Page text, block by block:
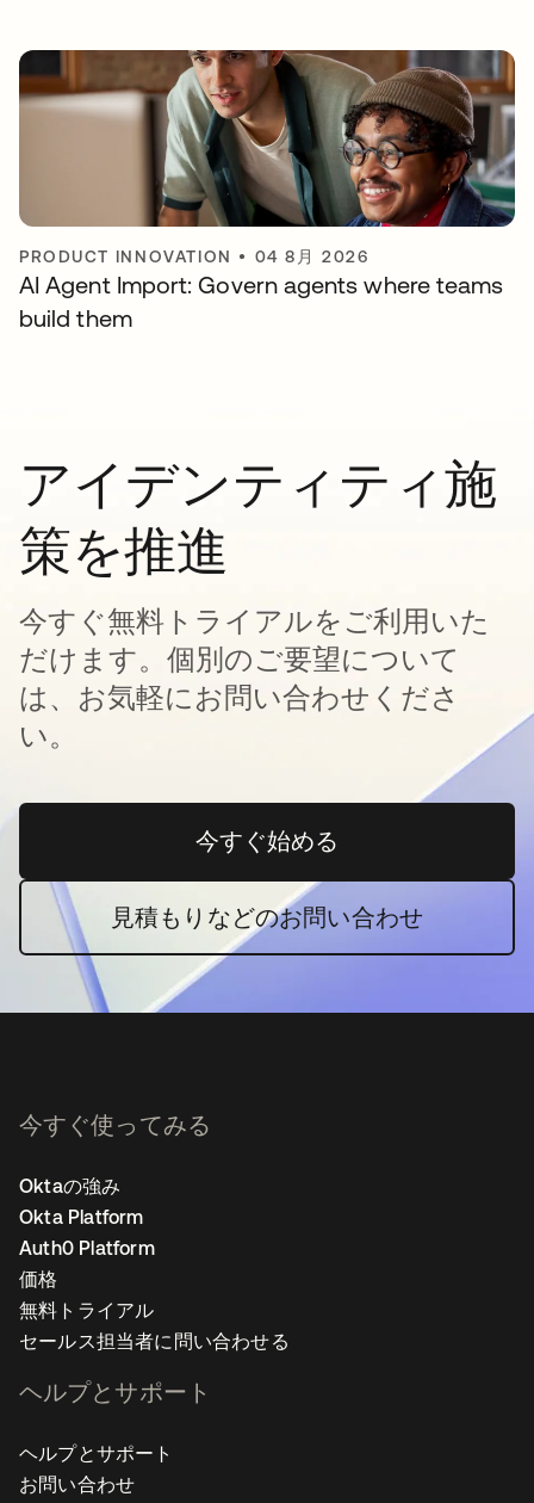
PRODUCT INNOVATION • 04 8月 2026
AI Agent Import: Govern agents where teams
build them
アイデンティティ施
策を推進
今すぐ無料トライアルをご利用いた
だけます。個別のご要望について
は、お気軽にお問い合わせくださ
い。
今すぐ始める新しいタブで開く
見積もりなどのお問い合わせ
今すぐ使ってみる
Oktaの強み
Okta Platform
Auth0 Platform
価格
無料トライアル
セールス担当者に問い合わせる
ヘルプとサポート
ヘルプとサポート
お問い合わせ